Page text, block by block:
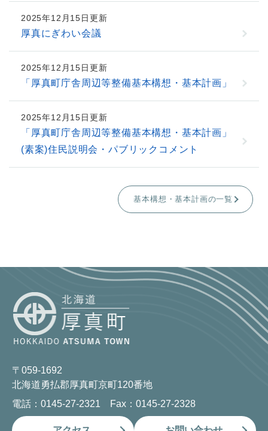
2025年12月15日更新
厚真にぎわい会議
2025年12月15日更新
「厚真町庁舎周辺等整備基本構想・基本計画」
2025年12月15日更新
「厚真町庁舎周辺等整備基本構想・基本計画」
(素案)住民説明会・パブリックコメント
基本構想・基本計画の一覧
〒059-1692
北海道勇払郡厚真町京町120番地
電話：0145-27-2321 Fax：0145-27-2328